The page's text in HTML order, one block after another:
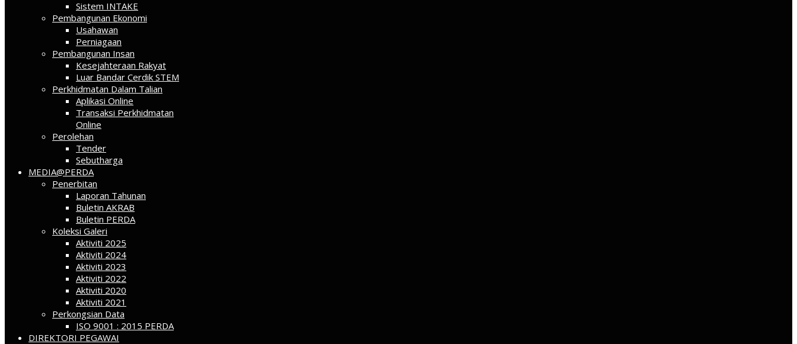
Sistem INTAKE
Pembangunan Ekonomi
Usahawan
Perniagaan
Pembangunan Insan
Kesejahteraan Rakyat
Luar Bandar Cerdik STEM
Perkhidmatan Dalam Talian
Aplikasi Online
Transaksi Perkhidmatan
Online
Perolehan
Tender
Sebutharga
MEDIA@PERDA
Penerbitan
Laporan Tahunan
Buletin AKRAB
Buletin PERDA
Koleksi Galeri
Aktiviti 2025
Aktiviti 2024
Aktiviti 2023
Aktiviti 2022
Aktiviti 2020
Aktiviti 2021
Perkongsian Data
ISO 9001 : 2015 PERDA
DIREKTORI PEGAWAI